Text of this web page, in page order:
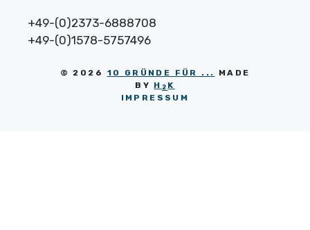
+49-(0)2373-6888708
+49-(0)1578-5757496
© 2026 10 GRÜNDE FÜR ...
MADE
BY H 2K
IMPRESSUM